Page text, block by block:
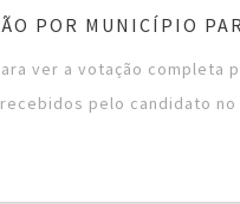
POR MUNICÍPIO
ver a votação completa
pelo candidato no